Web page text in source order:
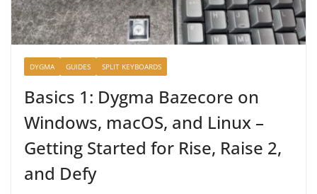
DYGMA GUIDES SPLIT KEYBOARDS
Basics 1: Dygma Bazecore on
Windows, macOS, and Linux –
Getting Started for Rise, Raise 2,
and Defy